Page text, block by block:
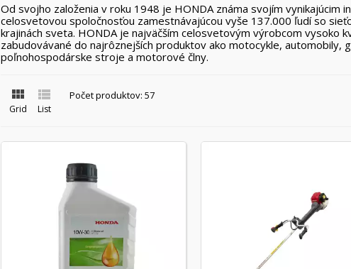
Od svojho založenia v roku 1948 je HONDA známa svojím vynikajúcim
celosvetovou spoločnosťou zamestnávajúcou vyše 137.000 ľudí so
krajinách sveta. HONDA je najväčším celosvetovým výrobcom vysoko
zabudovávané do najrôznejších produktov ako motocykle, automobily,
poľnohospodárske stroje a motorové člny.

Grid

List
Počet produktov: 57